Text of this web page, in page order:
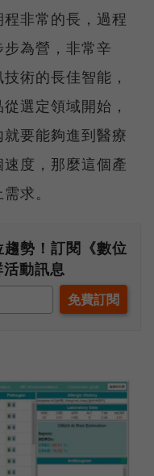
非常的長，過程
為營，非常辛
術的長佳智能，
選定領域開始，
要能夠進到醫療
度，那麼這個產
求。
勢！訂閱《數位
動訊息